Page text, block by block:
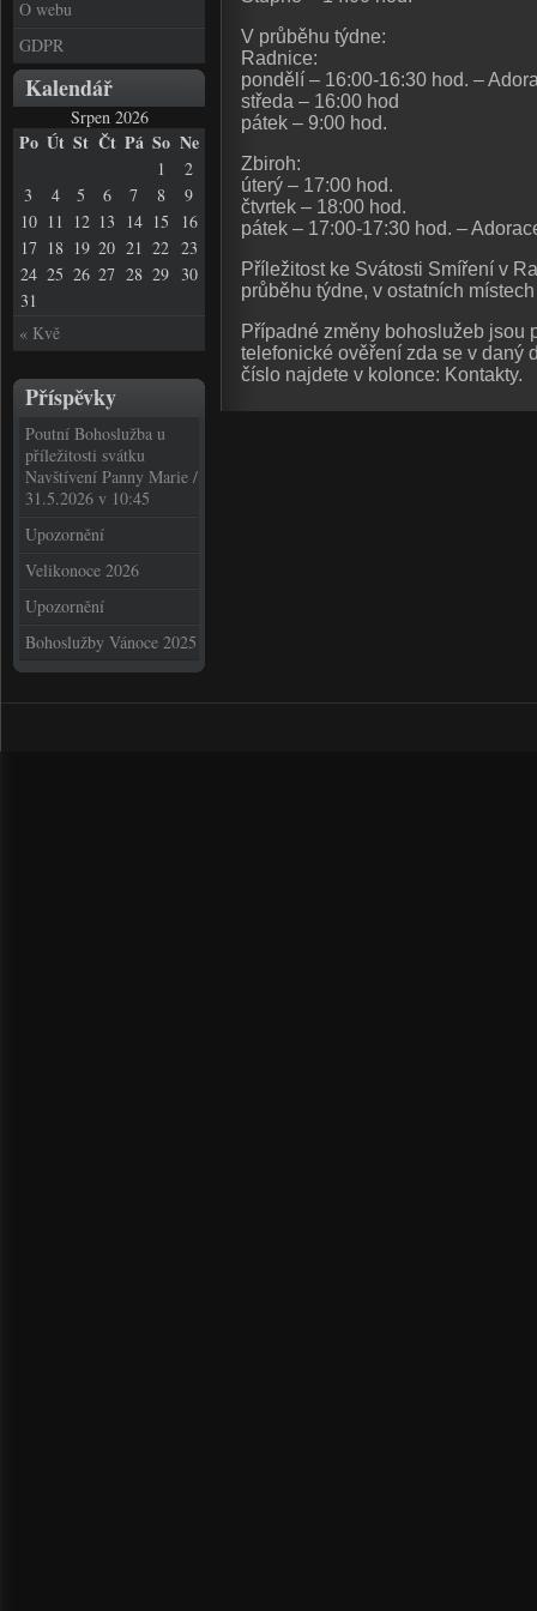
O webu
GDPR
Kalendář
Srpen 2026
Po Út St Čt Pá So Ne
1
2
3
4 5 6 7 8
9
10 11 12 13 14 15
16
17 18 19 20 21 22 23
24 25 26 27 28 29 30
31
« Kvě
Příspěvky
Poutní Bohoslužba u
příležitosti svátku
Navštívení Panny Marie /
31.5.2026 v 10:45
Upozornění
Velikonoce 2026
Upozornění
Bohoslužby Vánoce 2025
V průběhu týdne:
Radnice:
pondělí – 16:00-16:30 hod. –
středa – 16:00 hod
pátek – 9:00 hod.
Zbiroh:
úterý – 17:00 hod.
čtvrtek – 18:00 hod.
pátek – 17:00-17:30 hod. –
Příležitost ke Svátosti Smíření v
průběhu týdne, v ostatních
Případné změny bohoslužeb jsou
telefonické ověření zda se v daný
číslo najdete v kolonce: Kontakty.